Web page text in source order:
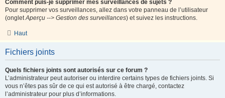
Comment puis-je supprimer mes surveillances de sujets ?
Pour supprimer vos surveillances, allez dans votre panneau de l’utilisateur
(ongletAperçu --> Gestion des surveillances) et suivez les instructions.
Haut
Fichiers joints
Quels fichiers joints sont autorisés sur ce forum ?
L’administrateur peut autoriser ou interdire certains types de fichiers joints. Si
vous n’êtes pas sûr de ce qui est autorisé à être chargé, contactez
l’administrateur pour plus d’informations.